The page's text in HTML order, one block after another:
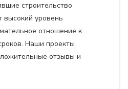
строительство
уровень
отношение к
Наши проекты
отзывы и